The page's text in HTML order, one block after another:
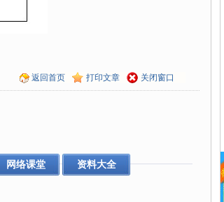
返回首页 打印文章 关闭窗口
网络课堂 资料大全